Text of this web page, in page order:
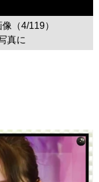
（4/119）
真に